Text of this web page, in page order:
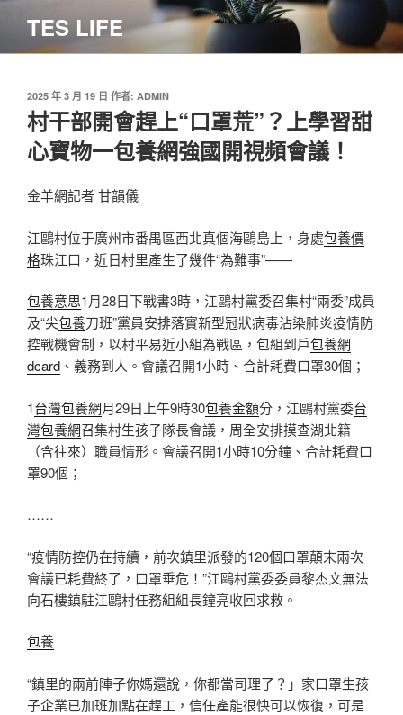
主
TES LIFE
發
佈
於
2025 年 3 月 19 日 作者: ADMIN
村干部開會趕上“口罩荒”？上學習甜
心寶物一包養網強國開視頻會議！
金羊網記者 甘韻儀
江鷗村位于廣州市番禺區西北真個海鷗島上，身處包養價
格珠江口，近日村里產生了幾件“為難事”——
包養意思1月28日下戰書3時，江鷗村黨委召集村“兩委”成員
及“尖包養刀班”黨員安排落實新型冠狀病毒沾染肺炎疫情防
控戰機會制，以村平易近小組為戰區，包組到戶包養網
dcard 、義務到人。會議召開1小時、合計耗費口罩30個；
1台灣包養網月29日上午9時30包養金額分，江鷗村黨委台
灣包養網召集村生孩子隊長會議，周全安排摸查湖北籍
（含往來）職員情形。會議召開1小時10分鐘、合計耗費口
罩90個；
……
“疫情防控仍在持續，前次鎮里派發的120個口罩顛末兩次
會議已耗費終了，口罩垂危！”江鷗村黨委委員黎杰文無法
向石樓鎮駐江鷗村任務組組長鐘亮收回求救。
包養
“鎮里的兩前陣子你媽還說，你都當司理了？」家口罩生孩
子企業已加班加點在趕工，信任產能很快可以恢復，可是